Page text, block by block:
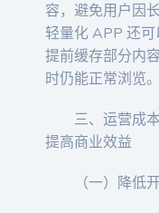
容，避免用户因
轻量化 APP 还
提前缓存部分内
时仍能正常浏览。
三、运营成
提高商业效益
（一）降低